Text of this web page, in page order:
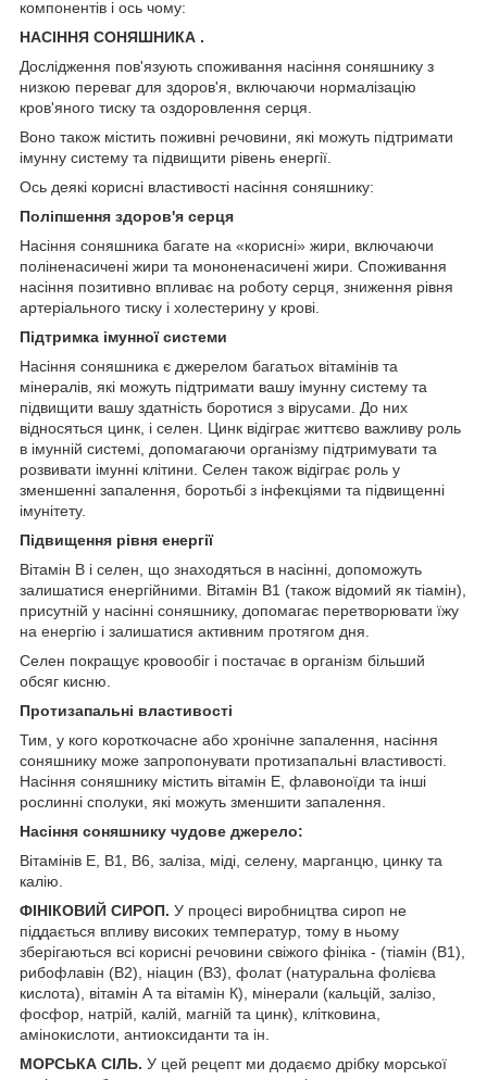
компонентів і ось чому:
НАСІННЯ СОНЯШНИКА .
Дослідження пов'язують споживання насіння соняшнику з
низкою переваг для здоров'я, включаючи нормалізацію
кров'яного тиску та оздоровлення серця.
Воно також містить поживні речовини, які можуть підтримати
імунну систему та підвищити рівень енергії.
Ось деякі корисні властивості насіння соняшнику:
Поліпшення здоров'я серця
Насіння соняшника багате на «корисні» жири, включаючи
поліненасичені жири та мононенасичені жири. Споживання
насіння позитивно впливає на роботу серця, зниження рівня
артеріального тиску і холестерину у крові.
Підтримка імунної системи
Насіння соняшника є джерелом багатьох вітамінів та
мінералів, які можуть підтримати вашу імунну систему та
підвищити вашу здатність боротися з вірусами. До них
відносяться цинк, і селен. Цинк відіграє життєво важливу роль
в імунній системі, допомагаючи організму підтримувати та
розвивати імунні клітини. Селен також відіграє роль у
зменшенні запалення, боротьбі з інфекціями та підвищенні
імунітету.
Підвищення рівня енергії
Вітамін B і селен, що знаходяться в насінні, допоможуть
залишатися енергійними. Вітамін B1 (також відомий як тіамін),
присутній у насінні соняшнику, допомагає перетворювати їжу
на енергію і залишатися активним протягом дня.
Селен покращує кровообіг і постачає в організм більший
обсяг кисню.
Протизапальні властивості
Тим, у кого короткочасне або хронічне запалення, насіння
соняшнику може запропонувати протизапальні властивості.
Насіння соняшнику містить вітамін Е, флавоноїди та інші
рослинні сполуки, які можуть зменшити запалення.
Насіння соняшнику чудове джерело:
Вітамінів Е, В1, В6, заліза, міді, селену, марганцю, цинку та
калію.
ФІНІКОВИЙ СИРОП. У процесі виробництва сироп не
піддається впливу високих температур, тому в ньому
зберігаються всі корисні речовини свіжого фініка - (тіамін (B1),
рибофлавін (B2), ніацин (B3), фолат (натуральна фолієва
кислота), вітамін А та вітамін К), мінерали (кальцій, залізо,
фосфор, натрій, калій, магній та цинк), клітковина,
амінокислоти, антиоксиданти та ін.
МОРСЬКА СІЛЬ. У цей рецепт ми додаємо дрібку морської